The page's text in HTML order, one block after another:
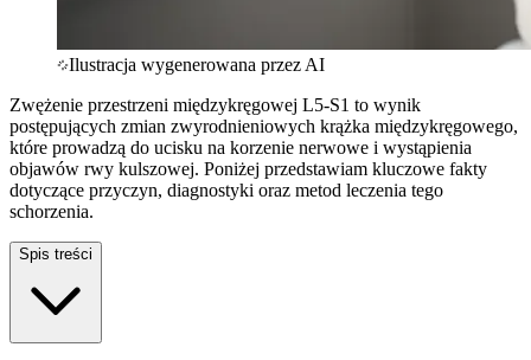
Ilustracja wygenerowana przez AI
Zwężenie przestrzeni międzykręgowej L5-S1 to wynik
postępujących zmian zwyrodnieniowych krążka międzykręgowego,
które prowadzą do ucisku na korzenie nerwowe i wystąpienia
objawów rwy kulszowej. Poniżej przedstawiam kluczowe fakty
dotyczące przyczyn, diagnostyki oraz metod leczenia tego
schorzenia.
Spis treści